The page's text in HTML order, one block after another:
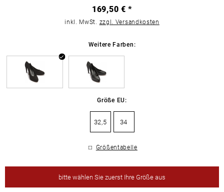
169,50 € *
inkl. MwSt. zzgl. Versandkosten
Weitere Farben:
Größe EU:
32,5 34
Größentabelle
bittewählen Sie zuerst Ihre Größe aus